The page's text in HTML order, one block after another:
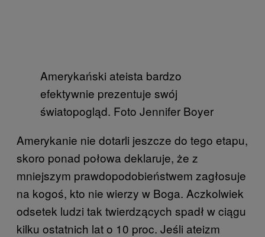
Amerykański ateista bardzo
efektywnie prezentuje swój
światopogląd. Foto Jennifer Boyer
Amerykanie nie dotarli jeszcze do tego etapu,
skoro ponad połowa deklaruje, że z
mniejszym prawdopodobieństwem zagłosuje
na kogoś, kto nie wierzy w Boga. Aczkolwiek
odsetek ludzi tak twierdzących spadł w ciągu
kilku ostatnich lat o 10 proc. Jeśli ateizm